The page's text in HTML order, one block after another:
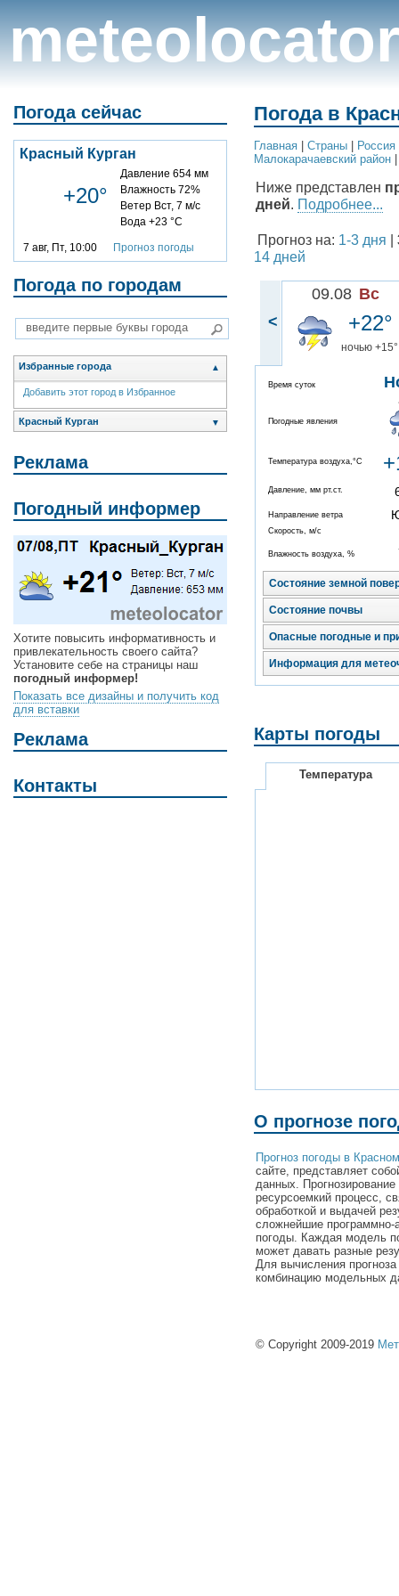
meteolocator
Погода сейчас
Красный Курган
+20°
Давление 654 мм
Влажность 72%
Ветер Вст, 7 м/с
Вода +23 °C
7 авг, Пт, 10:00 Прогноз погоды
Погода по городам
Избранные города ▲
Добавить этот город в Избранное
Красный Курган ▼
Реклама
Погодный информер
Хотите повысить информативность и
привлекательность своего сайта?
Установите себе на страницы наш
погодный информер!
Показать все дизайны и получить код
для вставки
Реклама
Контакты
Погода в
Главная Cтраны Россия
Малокарачаевский район
Ниже представлен
дней. Подробнее...
Прогноз на: 1-3 дня
14 дней
<
09.08 Вс
+22°
ночью +15°
Время суток
Погодные явления
Температура воздуха,°C
Давление, мм рт.ст.
Направление ветра
Скорость, м/с
Влажность воздуха, %
Состояние земной
Состояние почвы
Опасные погодные и
Информация для
Карты погоды
Температура
О прогнозе
Прогноз погоды в
сайте, представляет
данных.
ресурсоемкий процесс,
обработкой и выдачей
сложнейшие
погоды. Каждая модель
может давать разные
Для вычисления
комбинацию модельных
© Copyright 2009-2019